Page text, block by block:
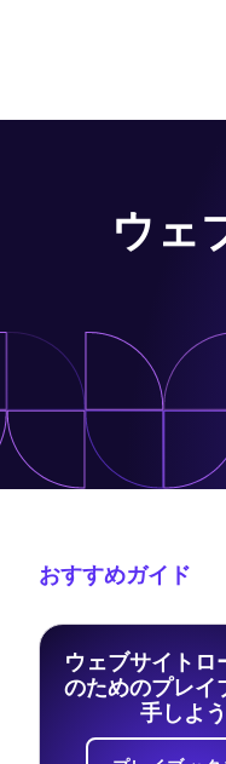
ウェ
おすすめガイド
ウェブサイトロ
のためのプレイ
手しよう